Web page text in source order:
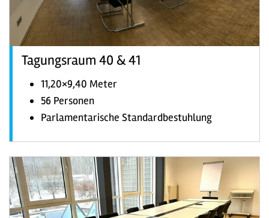
Tagungsraum 40 & 41
11,20×9,40 Meter
56 Personen
Parlamentarische Standardbestuhlung